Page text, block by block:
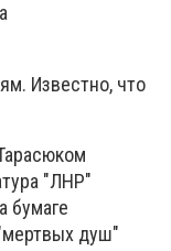
Известно, что
"ЛНР"
бумаге
душ"